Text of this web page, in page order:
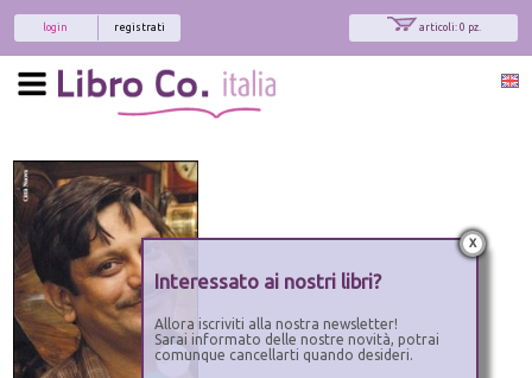
articoli: 0 pz.
registrati
login
x
Interessato ai nostri libri?
Allora iscriviti alla nostra newsletter!
Sarai informato delle nostre novità, potrai
comunque cancellarti quando desideri.